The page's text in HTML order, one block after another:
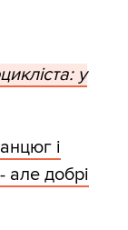
у
і
але добрі